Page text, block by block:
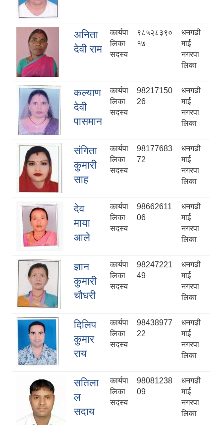
अनिता
देवी राम
कार्यपा
लिका
सदस्य
९८५२८३९०
१७
धनगढी
माई
नगरपा
लिका
कल्याण
देवी
पासमान
कार्यपा
लिका
सदस्य
98217150
26
धनगढी
माई
नगरपा
लिका
संगिता
कुमारी
साह
कार्यपा
लिका
सदस्य
98177683
72
धनगढी
माई
नगरपा
लिका
देव
माया
आले
कार्यपा
लिका
सदस्य
98662611
06
धनगढी
माई
नगरपा
लिका
ज्ञान
कुमारी
चौधरी
कार्यपा
लिका
सदस्य
98247221
49
धनगढी
माई
नगरपा
लिका
दिलिप
कुमार
राय
कार्यपा
लिका
सदस्य
98438977
22
धनगढी
माई
नगरपा
लिका
सतिला
ल
सदाय
कार्यपा
लिका
सदस्य
98081238
09
धनगढी
माई
नगरपा
लिका